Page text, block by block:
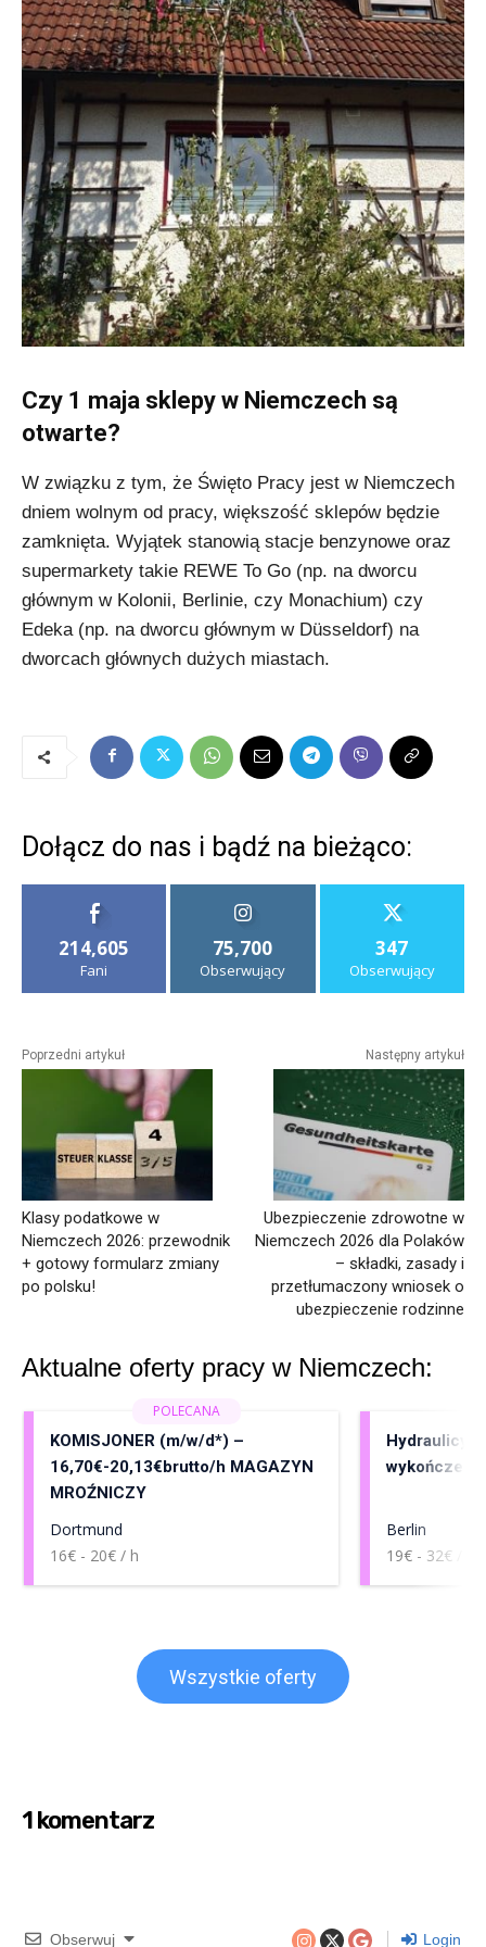
Czy 1 maja sklepy w Niemczech są
otwarte?
W związku z tym, że Święto Pracy jest w Niemczech
dniem wolnym od pracy, większość sklepów będzie
zamknięta. Wyjątek stanowią stacje benzynowe oraz
supermarkety takie REWE To Go (np. na dworcu
głównym w Kolonii, Berlinie, czy Monachium) czy
Edeka (np. na dworcu głównym w Düsseldorf) na
dworcach głównych dużych miastach.
Dołącz do nas i bądź na bieżąco:
214,605
Fani
75,700
Obserwujący
347
Obserwujący
Poprzedni artykuł
Klasy podatkowe w
Niemczech 2026: przewodnik
+ gotowy formularz zmiany
po polsku!
Następny artykuł
Ubezpieczenie zdrowotne w
Niemczech 2026 dla Polaków
– składki, zasady i
przetłumaczony wniosek o
ubezpieczenie rodzinne
Aktualne oferty pracy w Niemczech:
KOMISJONER (m/w/d*) –
16,70€-20,13€brutto/h MAGAZYN
MROŹNICZY
Dortmund
16€ - 20€ / h
Hydraulicy,
Berlin
19€ - 32€ / h
Wszystkie oferty
1 komentarz
Obserwuj Login